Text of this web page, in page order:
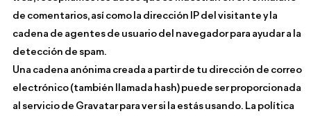
de comentarios, así como la dirección IP del visitante y la
cadena de agentes de usuario del navegador para ayudar a la
detección de spam.
Una cadena anónima creada a partir de tu dirección de correo
electrónico (también llamada hash) puede ser proporcionada
al servicio de Gravatar para ver si la estás usando. La política